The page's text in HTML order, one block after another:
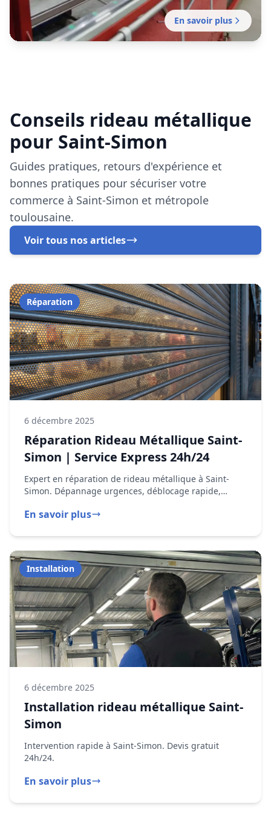
pour Saint-Simon
Guides pratiques, retours d'expérience et
Réparation
6 décembre 2025
Réparation Rideau Métallique Saint-
Simon | Service Express 24h/24
Expert en réparation de rideau métallique à Saint-
Simon. Dépannage urgences, déblocage rapide,
moteur en panne. Intervention Capitole, Minimes,
Rangueil 05 82 95 14 44
En savoir plus
Installation
6 décembre 2025
Installation rideau métallique Saint-
Simon
Intervention rapide à Saint-Simon. Devis gratuit
24h/24.
En savoir plus
Dépannage